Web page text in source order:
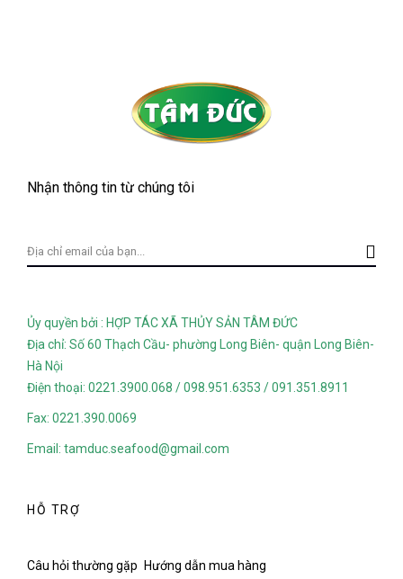
Nhận thông tin từ chúng tôi
Ủy quyền bởi : HỢP TÁC XÃ THỦY SẢN TÂM ĐỨC
Địa chỉ: Số 60 Thạch Cầu- phường Long Biên- quận Long Biên-
Hà Nội
Điện thoại: 0221.3900.068 / 098.951.6353 / 091.351.8911
Fax: 0221.390.0069
Email: tamduc.seafood@gmail.com
HỖ TRỢ
Câu hỏi thường gặp
Hướng dẫn mua hàng